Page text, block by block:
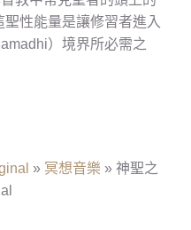
性能量是讓修習者進入
）境界所必需之
» 冥想音樂 » 神聖之